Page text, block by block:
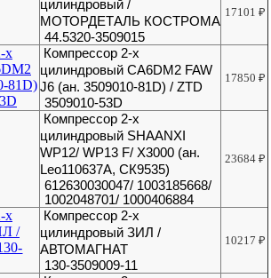
цилиндровый /
МОТОРДЕТАЛЬ КОСТРОМА
44.5320-3509015
17101₽
Компрессор 2-х
цилиндровый CA6DM2 FAW
J6 (ан. 3509010-81D) / ZTD
3509010-53D
17850₽
Компрессор 2-х
цилиндровый SHAANXI
WP12/ WP13 F/ X3000 (ан.
Leo110637А, СК9535)
612630030047/ 1003185668/
1002048701/ 1000406884
23684₽
Компрессор 2-х
цилиндровый ЗИЛ /
АВТОМАГНАТ
130-3509009-11
10217₽